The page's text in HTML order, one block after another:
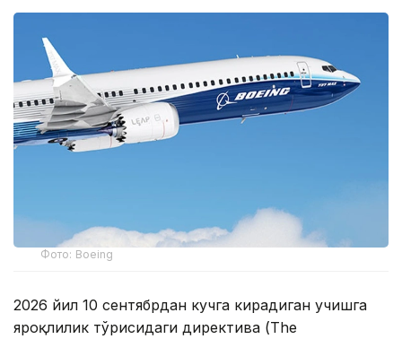
Фото: Boeing
2026 йил 10 сентябрдан кучга кирадиган учишга
яроқлилик тўғрисидаги директива (The